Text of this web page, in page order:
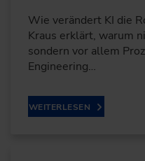
Wie verändert KI die
Kraus erklärt, warum
sondern vor allem
Engineering…
WEITERLESEN